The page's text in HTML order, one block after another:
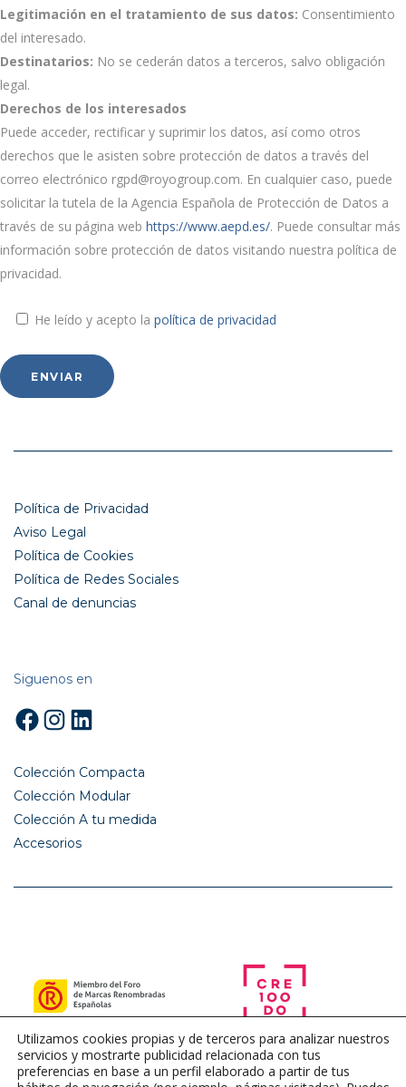
Legitimación en el tratamiento de sus datos: Consentimiento
del interesado.
Destinatarios: No se cederán datos a terceros, salvo obligación
legal.
Derechos de los interesados
Puede acceder, rectificar y suprimir los datos, así como otros
derechos que le asisten sobre protección de datos a través del
correo electrónico rgpd@royogroup.com. En cualquier caso, puede
solicitar la tutela de la Agencia Española de Protección de Datos a
través de su página web https://www.aepd.es/. Puede consultar más
información sobre protección de datos visitando nuestra política de
privacidad.
He leído y acepto la política de privacidad
Política de Privacidad
Aviso Legal
Política de Cookies
Política de Redes Sociales
Canal de denuncias
Siguenos en
Facebook
Instagram
LinkedIn
Colección Compacta
Colección Modular
Colección A tu medida
Accesorios
Utilizamos cookies propias y de terceros para analizar nuestros
servicios y mostrarte publicidad relacionada con tus
preferencias en base a un perfil elaborado a partir de tus